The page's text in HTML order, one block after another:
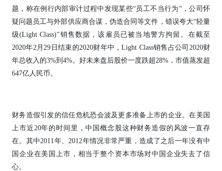
题，称在例行内部审计过程中发现某些“员工不当行为”，公司怀
疑问题员工与外部供应商合谋，伪造合同等文件，错误夸大“轻量
级(Light Class)”销售数据，该雇员已被当地警方拘留。在截至
2020年2月29日结束的2020财年中，Light Class销售占公司2020财
年总收入的3%到4%。好未来盘后股价一度跌超28%，市值蒸发超
647亿人民币。
财务造假引发的信任危机恐会波及更多准备上市的企业。在美国
上市近20年的时间里，中国概念股这种财务造假的风波一直存
在。其中2011年、2012年情况非常严重，造成了之后一年没有中
国企业在美国上市，相当于整个资本市场对中国企业失去了信
心。